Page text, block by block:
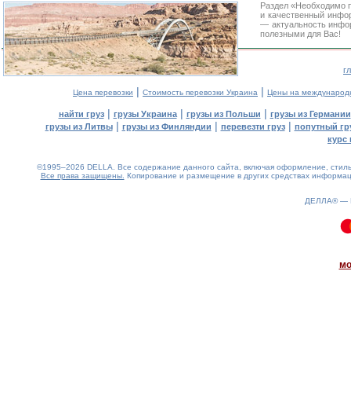
Раздел «Необходимо
и качественный
— актуальность
полезными для Вас!
Цена перевозки | Стоимость перевозки Украина | Цены на
найти груз| грузы Украина| грузы из Польши | грузы из Германии
грузы из Литвы| грузы из Финляндии | перевезти груз| попутный
курс
©1995–2026 DELLA. Все содержание данного сайта, включая оформление,
Все права защищены. Копирование и размещение в других средствах
ДЕЛЛА® —